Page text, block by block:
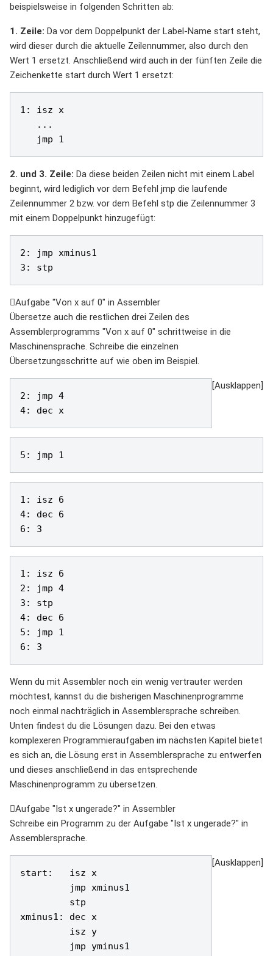
beispielsweise in folgenden Schritten ab:
1. Zeile: Da vor dem Doppelpunkt der Label-Name start steht,
wird dieser durch die aktuelle Zeilennummer, also durch den
Wert 1 ersetzt. Anschließend wird auch in der fünften Zeile die
Zeichenkette start durch Wert 1 ersetzt:
1: isz x
   jmp 1
2. und 3. Zeile: Da diese beiden Zeilen nicht mit einem Label
beginnt, wird lediglich vor dem Befehl jmp die laufende
Zeilennummer 2 bzw. vor dem Befehl stp die Zeilennummer 3
mit einem Doppelpunkt hinzugefügt:
2: jmp xminus1
3: stp
Aufgabe "Von x auf 0" in Assembler
Übersetze auch die restlichen drei Zeilen des
Assemblerprogramms "Von x auf 0" schrittweise in die
Maschinensprache. Schreibe die einzelnen
Übersetzungsschritte auf wie oben im Beispiel.
2: jmp 4
4: dec x
5: jmp 1
1: isz 6
4: dec 6
6: 3
1: isz 6
2: jmp 4
3: stp
4: dec 6
5: jmp 1
6: 3
Wenn du mit Assembler noch ein wenig vertrauter werden
möchtest, kannst du die bisherigen Maschinenprogramme
noch einmal nachträglich in Assemblersprache schreiben.
Unten findest du die Lösungen dazu. Bei den etwas
komplexeren Programmieraufgaben im nächsten Kapitel bietet
es sich an, die Lösung erst in Assemblersprache zu entwerfen
und dieses anschließend in das entsprechende
Maschinenprogramm zu übersetzen.
Aufgabe "Ist x ungerade?" in Assembler
Schreibe ein Programm zu der Aufgabe "Ist x ungerade?" in
Assemblersprache.
start:   isz x
xminus1: dec x